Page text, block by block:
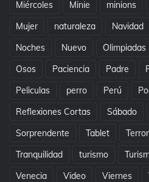
Miércoles
Minie minions
Mujer
naturaleza Navidad
Noches
Nuevo Olimpiadas
Osos
Paciencia Padre
Peliculas
perro Perú
Reflexiones Cortas
Sábado
Sorprendente
Tablet Terror
Tranquilidad
turismo
Venecia
Video Viernes